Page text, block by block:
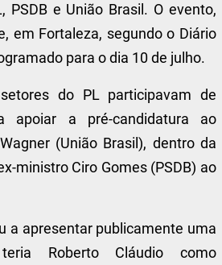
PSDB e União Brasil. O evento,
em Fortaleza, segundo o Diário
para o dia 10 de julho.
do PL participavam de
apoiar a pré-candidatura ao
(União Brasil), dentro da
ministro Ciro Gomes (PSDB) ao
a apresentar publicamente uma
Roberto Cláudio como